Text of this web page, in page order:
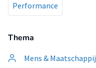
Performance
Thema
Mens & Maatschappij